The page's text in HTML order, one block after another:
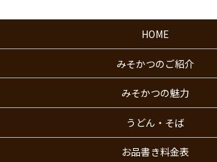
HOME
みそかつのご紹介
みそかつの魅力
うどん・そば
お品書き料金表